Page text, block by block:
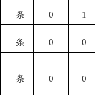
条 0 1
条 0 0
条 0 0